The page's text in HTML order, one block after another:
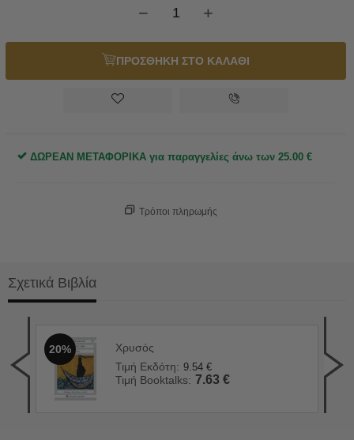
+
−
ΠΡΟΣΘΗΚΗ ΣΤΟ ΚΑΛΑΘΙ
ΔΩΡΕΑΝ ΜΕΤΑΦΟΡΙΚΑ για παραγγελίες άνω των 25.00 €
Τρόποι πληρωμής
Σχετικά Βιβλία
20%
Χρυσός
Τιμή Εκδότη: 9.54 €
Τιμή Booktalks: 7.63 €